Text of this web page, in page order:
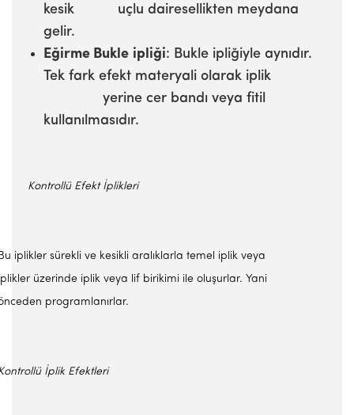
kesik uçlu dairesellikten meydana
gelir.
Eğirme Bukle ipliği: Bukle ipliğiyle aynıdır.
Tek fark efekt materyali olarak iplik
yerine cer bandı veya fitil
kullanılmasıdır.
Kontrollü Efekt İplikleri
iplikler sürekli ve kesikli aralıklarla temel iplik veya
üzerinde iplik veya lif birikimi ile oluşurlar. Yani
programlanırlar.
İplik Efektleri